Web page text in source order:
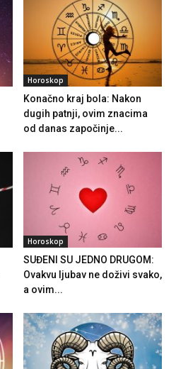
Horoskop
Konačno kraj bola: Nakon
dugih patnji, ovim znacima
od danas započinje...
Horoskop
SUĐENI SU JEDNO DRUGOM:
Ovakvu ljubav ne doživi svako,
a ovim...